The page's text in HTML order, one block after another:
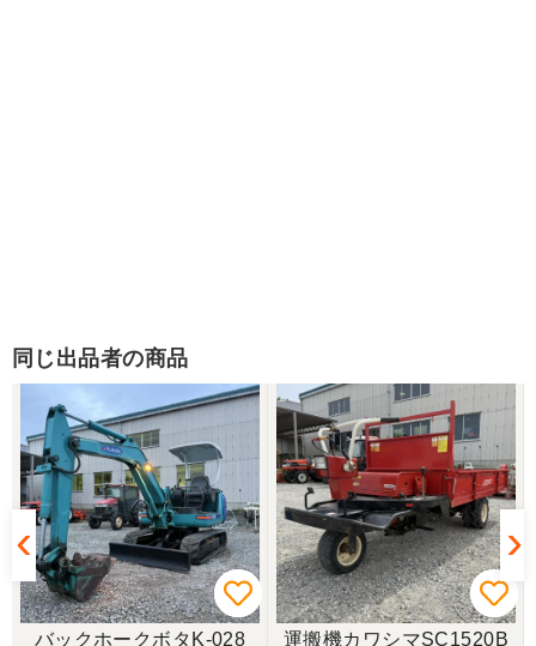
同じ出品者の商品
バックホークボタK-028 運搬機カワシマSC1520B